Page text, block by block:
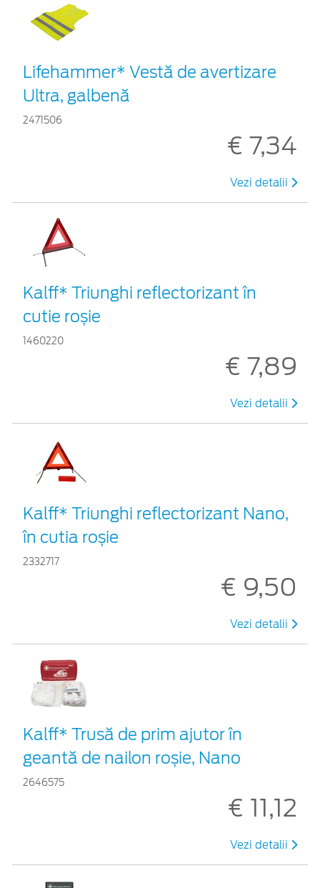
Lifehammer* Vestă de avertizare
Ultra, galbenă
2471506
€ 7,34
Vezi detalii
Kalff* Triunghi reflectorizant în
cutie roșie
1460220
€ 7,89
Vezi detalii
Kalff* Triunghi reflectorizant Nano,
în cutia roșie
2332717
€ 9,50
Vezi detalii
Kalff* Trusă de prim ajutor în
geantă de nailon roșie, Nano
2646575
€ 11,12
Vezi detalii